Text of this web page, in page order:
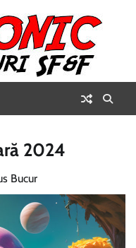
2024
Bucur